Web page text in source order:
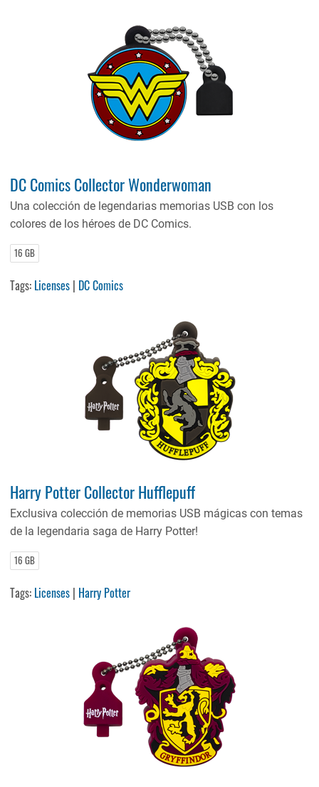
DC Comics Collector Wonderwoman
Una colección de legendarias memorias USB con los
colores de los héroes de DC Comics.
16 GB
Tags: Licenses | DC Comics
Harry Potter Collector Hufflepuff
Exclusiva colección de memorias USB mágicas con temas
de la legendaria saga de Harry Potter!
16 GB
Tags: Licenses | Harry Potter